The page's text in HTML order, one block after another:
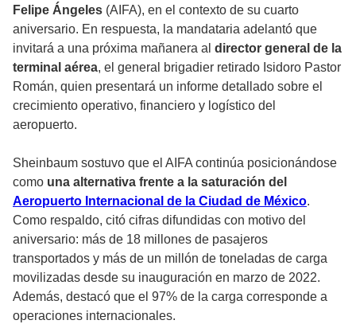
Felipe Ángeles (AIFA), en el contexto de su cuarto
aniversario. En respuesta, la mandataria adelantó que
invitará a una próxima mañanera al director general de la
terminal aérea, el general brigadier retirado Isidoro Pastor
Román, quien presentará un informe detallado sobre el
crecimiento operativo, financiero y logístico del
aeropuerto.
Sheinbaum sostuvo que el AIFA continúa posicionándose
como una alternativa frente a la saturación del
Aeropuerto Internacional de la Ciudad de México.
Como respaldo, citó cifras difundidas con motivo del
aniversario: más de 18 millones de pasajeros
transportados y más de un millón de toneladas de carga
movilizadas desde su inauguración en marzo de 2022.
Además, destacó que el 97% de la carga corresponde a
operaciones internacionales.